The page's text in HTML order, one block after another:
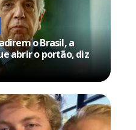
o Brasil, a
abrir o portão, diz